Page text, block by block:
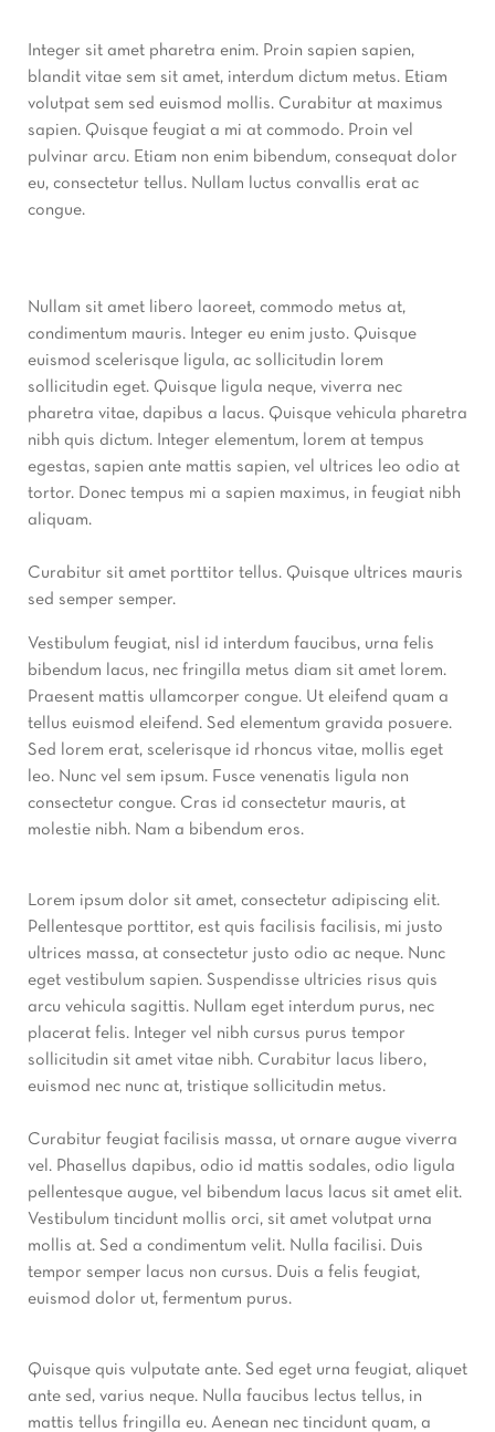
Integer sit amet pharetra enim. Proin sapien sapien,
blandit vitae sem sit amet, interdum dictum metus. Etiam
volutpat sem sed euismod mollis. Curabitur at maximus
sapien. Quisque feugiat a mi at commodo. Proin vel
pulvinar arcu. Etiam non enim bibendum, consequat dolor
eu, consectetur tellus. Nullam luctus convallis erat ac
congue.
Nullam sit amet libero laoreet, commodo metus at,
condimentum mauris. Integer eu enim justo. Quisque
euismod scelerisque ligula, ac sollicitudin lorem
sollicitudin eget. Quisque ligula neque, viverra nec
pharetra vitae, dapibus a lacus. Quisque vehicula pharetra
nibh quis dictum. Integer elementum, lorem at tempus
egestas, sapien ante mattis sapien, vel ultrices leo odio at
tortor. Donec tempus mi a sapien maximus, in feugiat nibh
aliquam.
Curabitur sit amet porttitor tellus. Quisque ultrices mauris
sed semper semper.
Vestibulum feugiat, nisl id interdum faucibus, urna felis
bibendum lacus, nec fringilla metus diam sit amet lorem.
Praesent mattis ullamcorper congue. Ut eleifend quam a
tellus euismod eleifend. Sed elementum gravida posuere.
Sed lorem erat, scelerisque id rhoncus vitae, mollis eget
leo. Nunc vel sem ipsum. Fusce venenatis ligula non
consectetur congue. Cras id consectetur mauris, at
molestie nibh. Nam a bibendum eros.
Lorem ipsum dolor sit amet, consectetur adipiscing elit.
Pellentesque porttitor, est quis facilisis facilisis, mi justo
ultrices massa, at consectetur justo odio ac neque. Nunc
eget vestibulum sapien. Suspendisse ultricies risus quis
arcu vehicula sagittis. Nullam eget interdum purus, nec
placerat felis. Integer vel nibh cursus purus tempor
sollicitudin sit amet vitae nibh. Curabitur lacus libero,
euismod nec nunc at, tristique sollicitudin metus.
Curabitur feugiat facilisis massa, ut ornare augue viverra
vel. Phasellus dapibus, odio id mattis sodales, odio ligula
pellentesque augue, vel bibendum lacus lacus sit amet elit.
Vestibulum tincidunt mollis orci, sit amet volutpat urna
mollis at. Sed a condimentum velit. Nulla facilisi. Duis
tempor semper lacus non cursus. Duis a felis feugiat,
euismod dolor ut, fermentum purus.
Quisque quis vulputate ante. Sed eget urna feugiat, aliquet
ante sed, varius neque. Nulla faucibus lectus tellus, in
mattis tellus fringilla eu. Aenean nec tincidunt quam, a